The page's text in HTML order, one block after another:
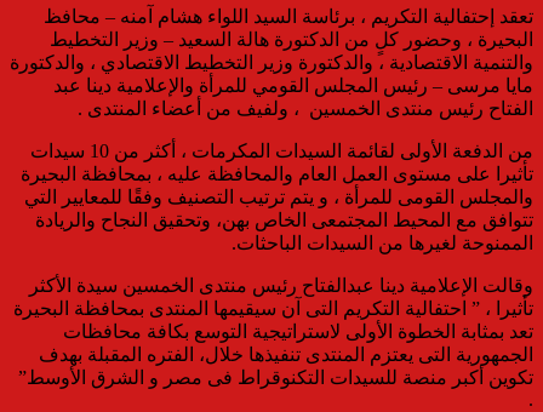
تعقد إحتفالية التكريم ، برئاسة السيد اللواء هشام آمنه – محافظ
البحيرة ، وحضور كلٍ من الدكتورة هالة السعيد – وزير التخطيط
والتنمية الاقتصادية ، والدكتورة وزير التخطيط الاقتصادي ، والدكتورة
مايا مرسى – رئيس المجلس القومي للمرأة والإعلامية دينا عبد
الفتاح رئيس منتدى الخمسين ، ولفيف من أعضاء المنتدى .
من الدفعة الأولى لقائمة السيدات المكرمات ، أكثر من 10 سيدات
تأثيرا على مستوى العمل العام والمحافظة عليه ، بمحافظة البحيرة
والمجلس القومى للمرأة ، و يتم ترتيب التصنيف وفقًا للمعايير التي
تتوافق مع المحيط المجتمعى الخاص بهن، وتحقيق النجاح والريادة
الممنوحة لغيرها من السيدات الباحثات.
وقالت الإعلامية دينا عبدالفتاح رئيس منتدى الخمسين سيدة الأكثر
تأثيرا ، ” احتفالية التكريم التى آن سيقيمها المنتدى بمحافظة البحيرة
تعد بمثابة الخطوة الأولى لاستراتيجية التوسع بكافة محافظات
الجمهورية التى يعتزم المنتدى تنفيذها خلال، الفتره المقبلة بهدف
تكوين أكبر منصة للسيدات التكنوقراط فى مصر و الشرق الأوسط”
.